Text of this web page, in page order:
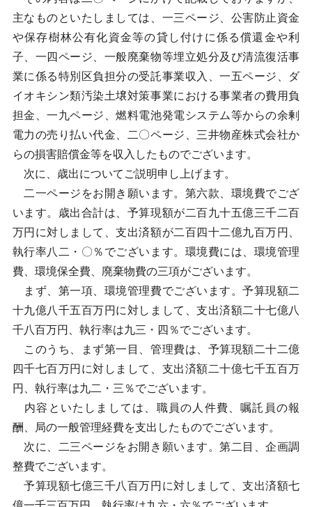
主なものといたしましては、一三ページ、公害防止資金
や保存樹林公有化資金等の貸し付けに係る償還金や利
子、一四ページ、一般廃棄物等埋立処分及び清流復活事
業に係る特別区負担分の受託事業収入、一五ページ、ダ
イオキシン類汚染土壌対策事業における事業者の費用負
担金、一九ページ、燃料電池発電システム等からの余剰
電力の売り払い代金、二〇ページ、三井物産株式会社か
らの損害賠償金等を収入したものでございます。
次に、歳出についてご説明申し上げます。
二一ページをお開き願います。第六款、環境費でござ
います。歳出合計は、予算現額が二百九十五億三千二百
万円に対しまして、支出済額が二百四十二億九百万円、
執行率八二・〇％でございます。環境費には、環境管理
費、環境保全費、廃棄物費の三項がございます。
まず、第一項、環境管理費でございます。予算現額二
十九億八千五百万円に対しまして、支出済額二十七億八
千八百万円、執行率は九三・四％でございます。
このうち、まず第一目、管理費は、予算現額二十二億
四千七百万円に対しまして、支出済額二十億七千五百万
円、執行率は九二・三％でございます。
内容といたしましては、職員の人件費、嘱託員の報
酬、局の一般管理経費を支出したものでございます。
次に、二三ページをお開き願います。第二目、企画調
整費でございます。
予算現額七億三千八百万円に対しまして、支出済額七